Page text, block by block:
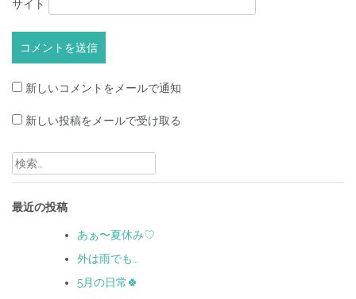
サイト
新しいコメントをメールで通知
新しい投稿をメールで受け取る
検
索:
最近の投稿
あぁ〜夏休み♡
外は雨でも…
5月の日常🍀